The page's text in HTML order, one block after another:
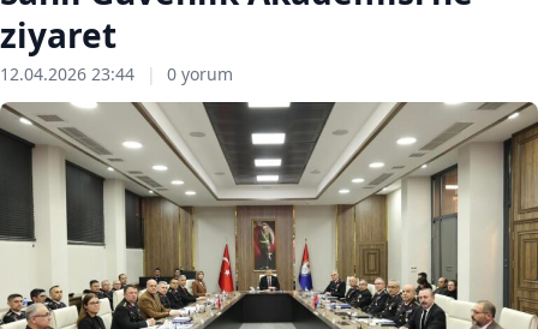
ziyaret
12.04.2026 23:44 | 0 yorum